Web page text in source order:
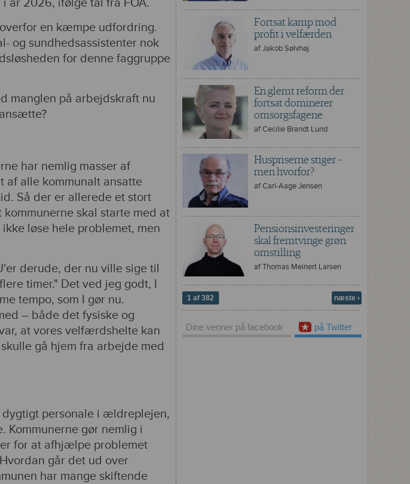
i år 2026, ifølge tal fra FOA.
en kæmpe udfordring.
og sundhedsassistenter nok
for denne faggruppe
manglen på arbejdskraft nu
har nemlig masser af
af alle kommunalt ansatte
Så der er allerede et stort
skal starte med at
løse hele problemet, men
derude, der nu ville sige til
timer." Det ved jeg godt, I
tempo, som I gør nu.
– både det fysiske og
at vores velfærdshelte kan
gå hjem fra arbejde med
dygtigt personale i ældreplejen,
Kommunerne gør nemlig i
for at afhjælpe problemet
går det ud over
har mange skiftende
Fortsat kamp mod
profit i velfærden
afJakob Sølvhøj
En glemt reform der
fortsat dominerer
omsorgsfagene
afCecilie Brandt Lund
Huspriserne stiger –
men hvorfor?
afCarl-Aage Jensen
Pensionsinvesteringer
skal fremtvinge grøn
omstilling
afThomas Meinert Larsen
1 af 382 næste ›
på Twitter
Dine venner på facebook